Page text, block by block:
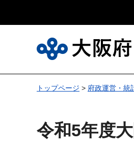
トップページ > 府政運営・統
令和5年度